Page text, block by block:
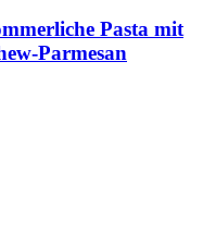
Pasta mit
Parmesan